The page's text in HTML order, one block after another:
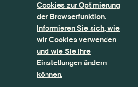
Cookies zur Optimierung
der Browserfunktion.
Informieren Sie sich, wie
wir Cookies verwenden
und wie Sie Ihre
Einstellungen ändern
können.